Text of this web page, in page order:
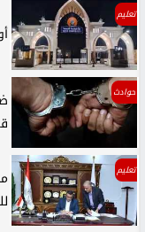
تعليم
حوادث
تعليم